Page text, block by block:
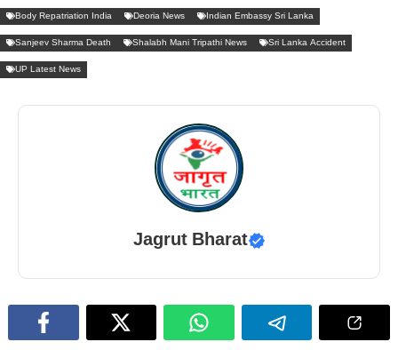
Body Repatriation India Deoria News Indian Embassy Sri Lanka
Sanjeev Sharma Death Shalabh Mani Tripathi News Sri Lanka Accident
UP Latest News
Jagrut Bharat